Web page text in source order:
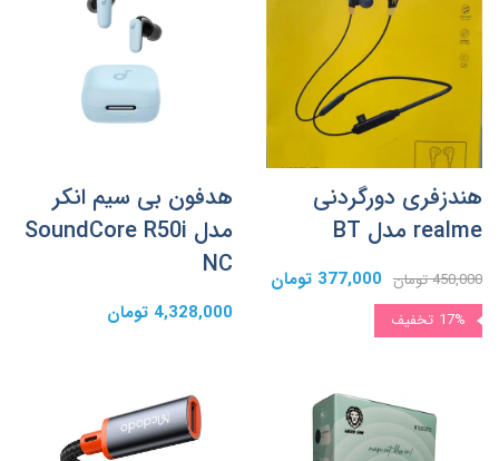
هندزفری دورگردنی
realme مدل BT
450,000 تومان 377,000 تومان
17% تخفیف
هدفون بی سیم انکر
مدل SoundCore R50i
NC
4,328,000 تومان